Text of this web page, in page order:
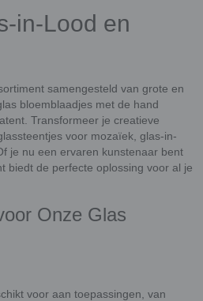
in-Lood en
samengesteld van grote en
bloemblaadjes met de hand
Transformeer je creatieve
voor mozaïek, glas-in-
je nu een ervaren kunstenaar bent
biedt de perfecte oplossing voor al je
Onze Glas
voor aan toepassingen, van